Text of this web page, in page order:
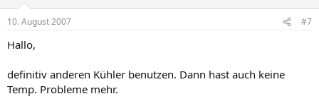
10. August 2007 #7
Hallo,
definitiv anderen Kühler benutzen. Dann hast auch keine
Temp. Probleme mehr.